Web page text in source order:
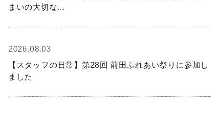
まいの大切な...
2026.08.03
【スタッフの日常】第28回 前田ふれあい祭りに参加し
ました